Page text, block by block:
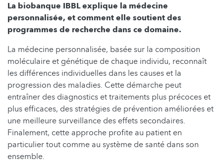
La biobanque IBBL explique la médecine
personnalisée, et comment elle soutient des
programmes de recherche dans ce domaine.
La médecine personnalisée, basée sur la composition
moléculaire et génétique de chaque individu, reconnaît
les différences individuelles dans les causes et la
progression des maladies. Cette démarche peut
entraîner des diagnostics et traitements plus précoces et
plus efficaces, des stratégies de prévention améliorées et
une meilleure surveillance des effets secondaires.
Finalement, cette approche profite au patient en
particulier tout comme au système de santé dans son
ensemble.